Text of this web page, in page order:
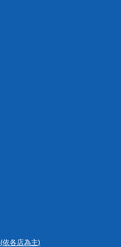
(依各店為主)